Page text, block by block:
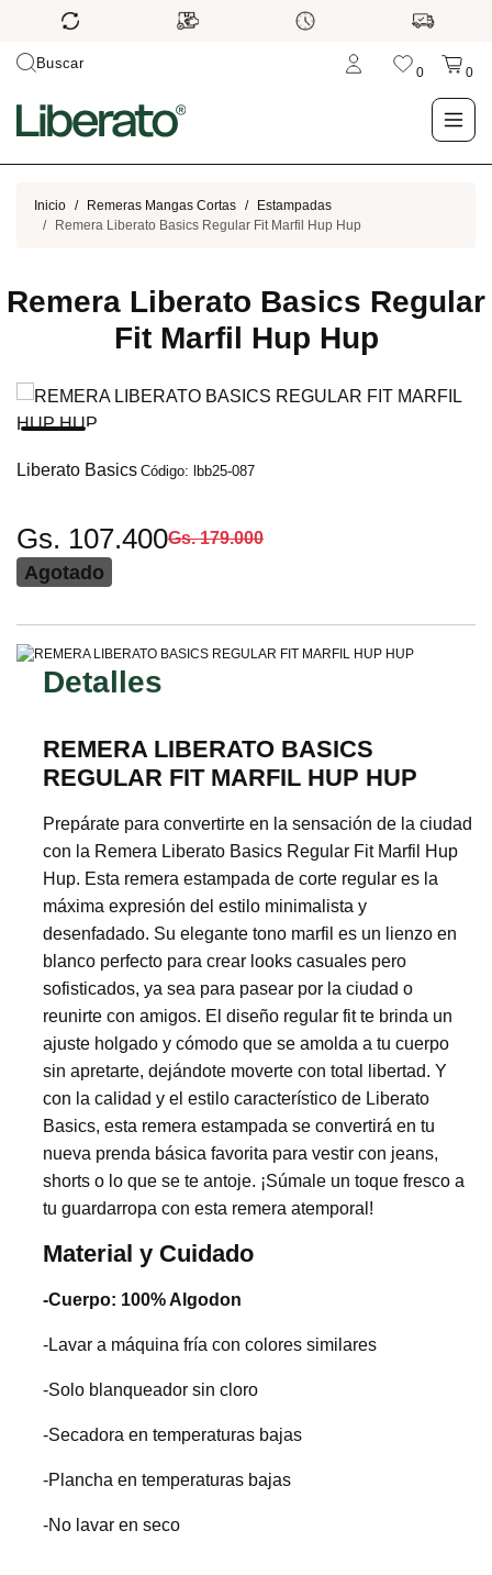
Buscar
0 0
LO NUEVO
BLOG
Inicio Remeras Mangas Cortas
Estampadas
Remera Liberato Basics Regular Fit Marfil Hup Hup
Remera Liberato Basics Regular
Fit Marfil Hup Hup
Liberato Basics Código: lbb25-087
Gs. 107.400Gs. 179.000
Agotado
Detalles
REMERA LIBERATO BASICS
REGULAR FIT MARFIL HUP HUP
Prepárate para convertirte en la sensación de la ciudad
con la Remera Liberato Basics Regular Fit Marfil Hup
Hup. Esta remera estampada de corte regular es la
máxima expresión del estilo minimalista y
desenfadado. Su elegante tono marfil es un lienzo en
blanco perfecto para crear looks casuales pero
sofisticados, ya sea para pasear por la ciudad o
reunirte con amigos. El diseño regular fit te brinda un
ajuste holgado y cómodo que se amolda a tu cuerpo
sin apretarte, dejándote moverte con total libertad. Y
con la calidad y el estilo característico de Liberato
Basics, esta remera estampada se convertirá en tu
nueva prenda básica favorita para vestir con jeans,
shorts o lo que se te antoje. ¡Súmale un toque fresco a
tu guardarropa con esta remera atemporal!
Material y Cuidado
-Cuerpo: 100% Algodon
-Lavar a máquina fría con colores similares
-Solo blanqueador sin cloro
-Secadora en temperaturas bajas
-Plancha en temperaturas bajas
-No lavar en seco